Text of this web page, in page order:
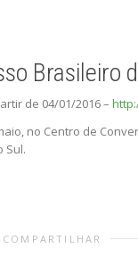
Brasileiro
de 04/01/2016 –
no Centro de
Sul.
COMPARTILHAR